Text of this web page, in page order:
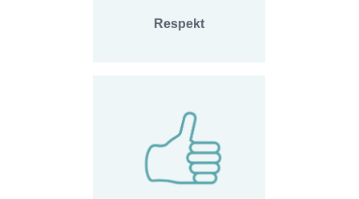
Respekt